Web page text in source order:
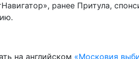
ранее Притула,
на английском «Московия